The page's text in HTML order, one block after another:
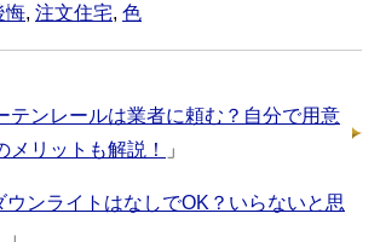
悔, 注文住宅, 色
テンレールは業者に頼む？自分で用意
リットも解説！
」
ウンライトはなしでOK？いらないと思
」